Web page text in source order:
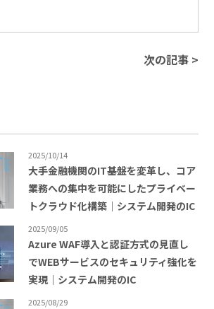
次の記事 >
2025/10/14
大手金融機関のIT基盤を変革し、コア
業務への集中を可能にしたプライベー
トクラウド化構築｜システム開発のIC
2025/09/05
Azure WAF導入と認証方式の見直し
でWEBサービスのセキュリティ強化を
実現｜システム開発のIC
2025/08/29